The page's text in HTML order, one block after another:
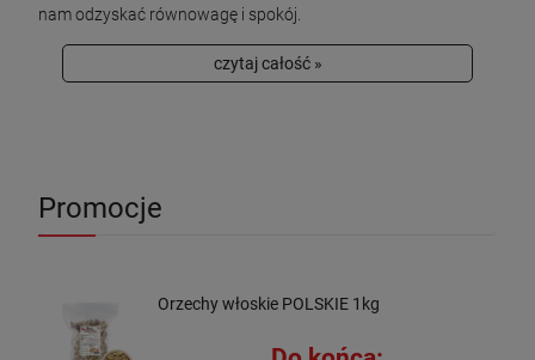
nam odzyskać równowagę i spokój.
czytaj całość »
Promocje
Orzechy włoskie POLSKIE 1kg